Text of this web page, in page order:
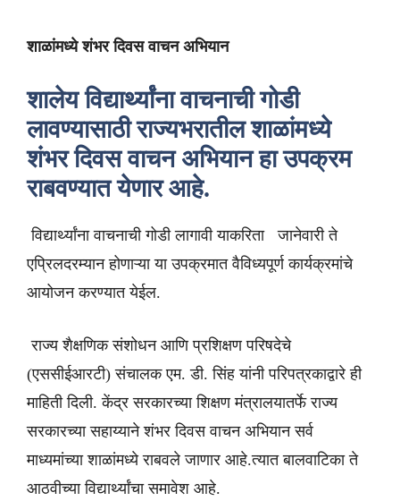
शाळांमध्ये शंभर दिवस वाचन अभियान
शालेय विद्यार्थ्यांना वाचनाची गोडी
लावण्यासाठी राज्यभरातील शाळांमध्ये
शंभर दिवस वाचन अभियान हा उपक्रम
राबवण्यात येणार आहे.
विद्यार्थ्यांना वाचनाची गोडी लागावी याकरिता जानेवारी ते
एप्रिलदरम्यान होणाऱ्या या उपक्रमात वैविध्यपूर्ण कार्यक्रमांचे
आयोजन करण्यात येईल.
राज्य शैक्षणिक संशोधन आणि प्रशिक्षण परिषदेचे
(एससीईआरटी) संचालक एम. डी. सिंह यांनी परिपत्रकाद्वारे ही
माहिती दिली. केंद्र सरकारच्या शिक्षण मंत्रालयातर्फे राज्य
सरकारच्या सहाय्याने शंभर दिवस वाचन अभियान सर्व
माध्यमांच्या शाळांमध्ये राबवले जाणार आहे.त्यात बालवाटिका ते
आठवीच्या विद्यार्थ्यांचा समावेश आहे.